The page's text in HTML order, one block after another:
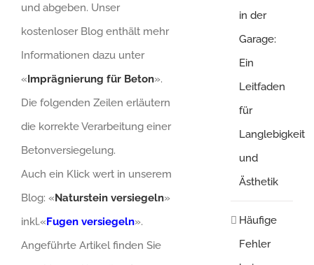
und abgeben. Unser
kostenloser Blog enthält mehr
Informationen dazu unter
«Imprägnierung für Beton».
Die folgenden Zeilen erläutern
die korrekte Verarbeitung einer
Betonversiegelung.
Auch ein Klick wert in unserem
Blog: «Naturstein versiegeln»
inkl.«Fugen versiegeln».
Angeführte Artikel finden Sie
in der
Garage:
Ein
Leitfaden
für
Langlebigkeit
und
Ästhetik
Häufige
Fehler